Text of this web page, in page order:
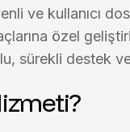
ve kullanıcı
özel
sürekli destek